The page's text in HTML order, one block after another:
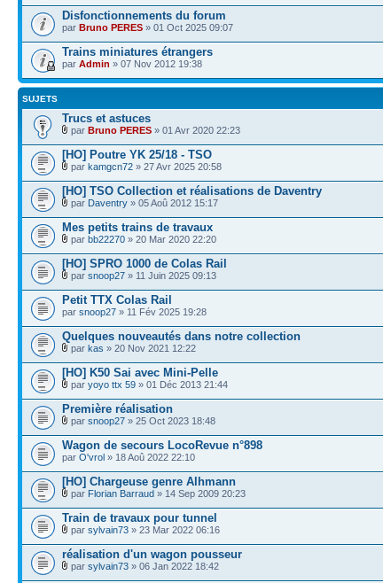
Disfonctionnements du forum
par Bruno PERES » 01 Oct 2025 09:07
Trains miniatures étrangers
par Admin » 07 Nov 2012 19:38
SUJETS
Trucs et astuces
par Bruno PERES » 01 Avr 2020 22:23
[HO] Poutre YK 25/18 - TSO
par kamgcn72 » 27 Avr 2025 20:58
[HO] TSO Collection et réalisations de Daventry
par Daventry » 05 Aoû 2012 15:17
Mes petits trains de travaux
par bb22270 » 20 Mar 2020 22:20
[HO] SPRO 1000 de Colas Rail
par snoop27 » 11 Juin 2025 09:13
Petit TTX Colas Rail
par snoop27 » 11 Fév 2025 19:28
Quelques nouveautés dans notre collection
par kas » 20 Nov 2021 12:22
[HO] K50 Sai avec Mini-Pelle
par yoyo ttx 59 » 01 Déc 2013 21:44
Première réalisation
par snoop27 » 25 Oct 2023 18:48
Wagon de secours LocoRevue n°898
par O'vrol » 18 Aoû 2022 22:10
[HO] Chargeuse genre Alhmann
par Florian Barraud » 14 Sep 2009 20:23
Train de travaux pour tunnel
par sylvain73 » 23 Mar 2022 06:16
réalisation d'un wagon pousseur
par sylvain73 » 06 Jan 2022 18:42